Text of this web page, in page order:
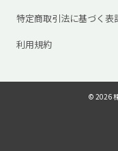
特定商取引法に基づく表
利用規約
© 2026